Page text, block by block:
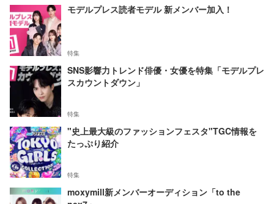
モデルプレス読者モデル 新メンバー加入！
特集
SNS影響力トレンド俳優・女優を特集「モデルプレ
スカウントダウン」
特集
"史上最大級のファッションフェスタ"TGC情報を
たっぷり紹介
特集
moxymill新メンバーオーディション「to the